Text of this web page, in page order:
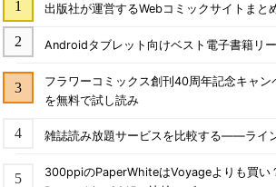
出版社が運営するWebコミックサイトまと
Androidタブレット向けベスト電子書籍リ
フラワーコミックス創刊40周年記念キャ
を無料で試し読み
雑誌読み放題サービスを比較する――ライ
300ppiのPaperWhiteはVoyageよりも買